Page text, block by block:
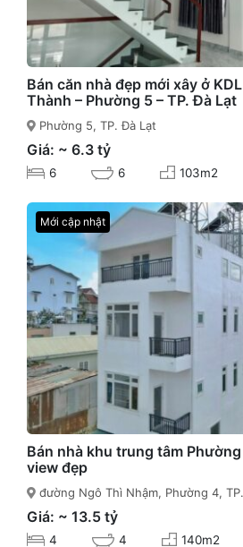
Bán căn nhà đẹp mới xây ở
Thành – Phường 5 – TP. Đà Lạt
Phường 5, TP. Đà Lạt
Giá: ~ 6.3 tỷ
6 6 103m2
Mới cập nhật
Bán nhà khu trung tâm
view đẹp
đường Ngô Thì Nhậm, Phường 4,
Giá: ~ 13.5 tỷ
4 4 140m2